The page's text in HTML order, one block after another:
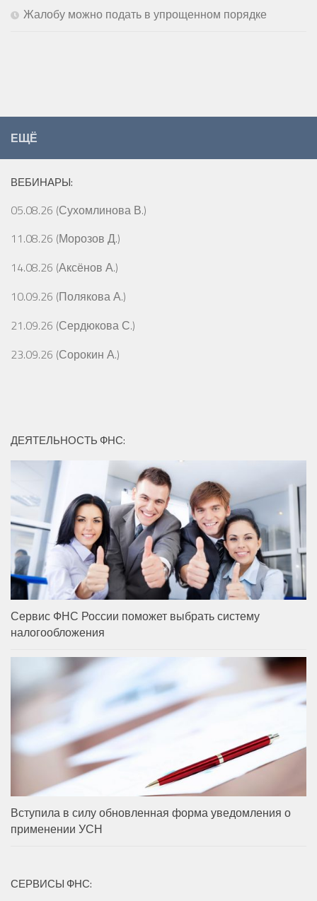
Жалобу можно подать в упрощенном порядке
ЕЩЁ
ВЕБИНАРЫ:
05.08.26 (Сухомлинова В.)
11.08.26 (Морозов Д.)
14.08.26 (Аксёнов А.)
10.09.26 (Полякова А.)
21.09.26 (Сердюкова С.)
23.09.26 (Сорокин А.)
ДЕЯТЕЛЬНОСТЬ ФНС:
Сервис ФНС России поможет выбрать систему
налогообложения
Вступила в силу обновленная форма уведомления о
применении УСН
СЕРВИСЫ ФНС: